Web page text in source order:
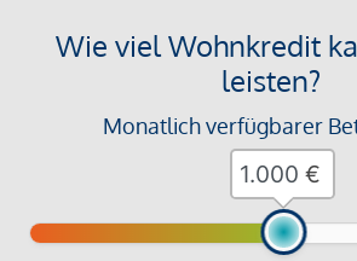
Wie viel Wohnkredit
leisten?
Monatlich verfügbarer
€